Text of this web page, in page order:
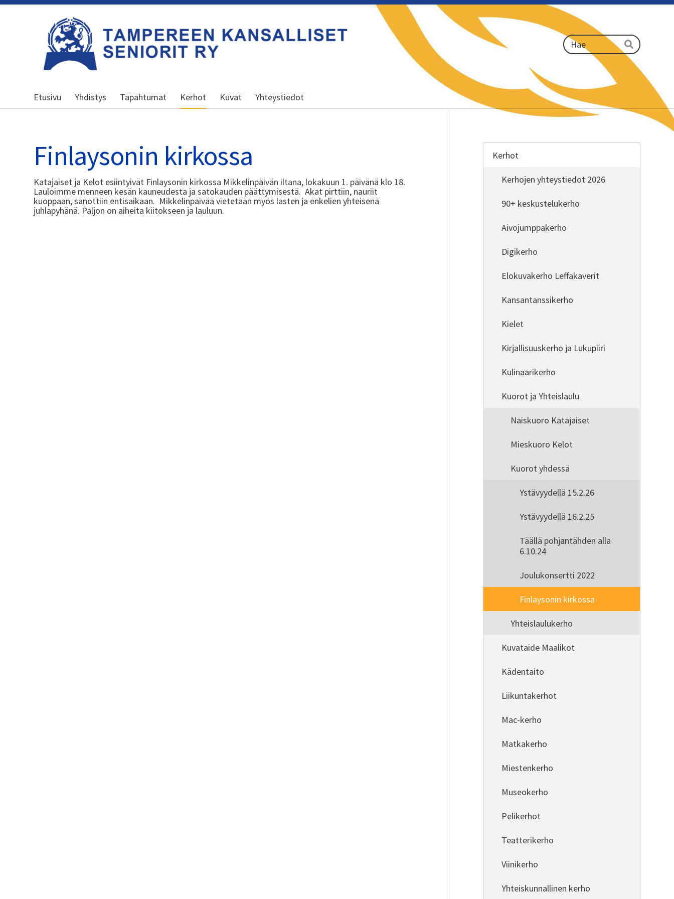
Kansallinen senioriliitto
Haku
Hae
Etusivu Yhdistys Tapahtumat Kerhot Kuvat Yhteystiedot
Finlaysonin kirkossa
Katajaiset ja Kelot esiintyivät Finlaysonin kirkossa Mikkelinpäivän iltana, lokakuun 1. päivänä klo 18.
Lauloimme menneen kesän kauneudesta ja satokauden päättymisestä. Akat pirttiin, nauriit
kuoppaan, sanottiin entisaikaan. Mikkelinpäivää vietetään myös lasten ja enkelien yhteisenä
juhlapyhänä. Paljon on aiheita kiitokseen ja lauluun.
Kerhot
Kerhojen yhteystiedot 2026
90+ keskustelukerho
Aivojumppakerho
Digikerho
Elokuvakerho Leffakaverit
Kansantanssikerho
Kielet
Kirjallisuuskerho ja Lukupiiri
Kulinaarikerho
Kuorot ja Yhteislaulu
Naiskuoro Katajaiset
Mieskuoro Kelot
Kuorot yhdessä
Ystävyydellä 15.2.26
Ystävyydellä 16.2.25
Täällä pohjantähden alla
6.10.24
Joulukonsertti 2022
Finlaysonin kirkossa
Yhteislaulukerho
Kuvataide Maalikot
Kädentaito
Liikuntakerhot
Mac-kerho
Matkakerho
Miestenkerho
Museokerho
Pelikerhot
Teatterikerho
Viinikerho
Yhteiskunnallinen kerho